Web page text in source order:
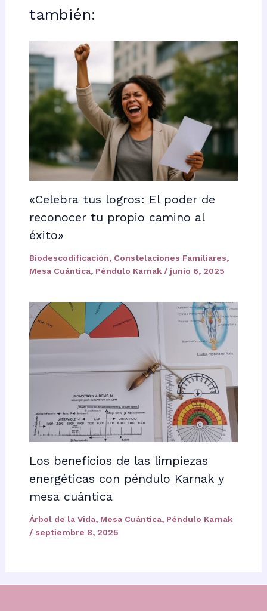
también:
«Celebra tus logros: El poder de
reconocer tu propio camino al
éxito»
Biodescodificación, Constelaciones Familiares,
Mesa Cuántica, Péndulo Karnak/ junio 6, 2025
Los beneficios de las limpiezas
energéticas con péndulo Karnak y
mesa cuántica
Árbol de la Vida, Mesa Cuántica, Péndulo Karnak
/ septiembre 8, 2025